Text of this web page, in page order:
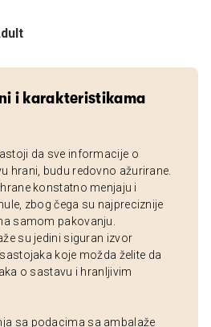
i karakteristikama
da sve informacije o
hrani, budu redovno ažurirane.
konstatno menjaju i
zbog čega su najpreciznije
samom pakovanju.
su jedini siguran izvor
koje možda želite da
o sastavu i hranljivim
sa podacima sa ambalaže